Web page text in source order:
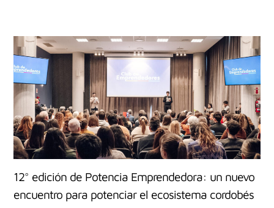
12° edición de Potencia Emprendedora: un nuevo
encuentro para potenciar el ecosistema cordobés